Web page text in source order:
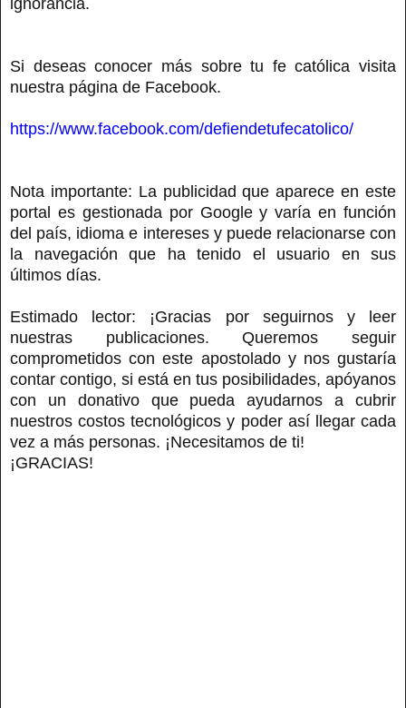
Si deseas conocer más sobre tu fe católica visita
nuestra página de Facebook.
https://www.facebook.com/defiendetufecatolico/
Nota importante: La publicidad que aparece en este
portal es gestionada por Google y varía en función
del país, idioma e intereses y puede relacionarse con
la navegación que ha tenido el usuario en sus
últimos días.
Estimado lector: ¡Gracias por seguirnos y leer
nuestras publicaciones. Queremos seguir
comprometidos con este apostolado y nos gustaría
contar contigo, si está en tus posibilidades, apóyanos
con un donativo que pueda ayudarnos a cubrir
nuestros costos tecnológicos y poder así llegar cada
vez a más personas. ¡Necesitamos de ti!
¡GRACIAS!